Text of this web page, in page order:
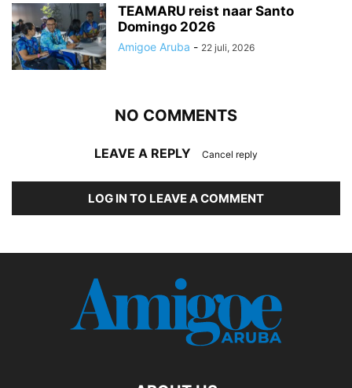
TEAMARU reist naar Santo
Domingo 2026
Amigoe Aruba - 22 juli, 2026
NO COMMENTS
LEAVE A REPLY Cancel reply
LOG IN TO LEAVE A COMMENT